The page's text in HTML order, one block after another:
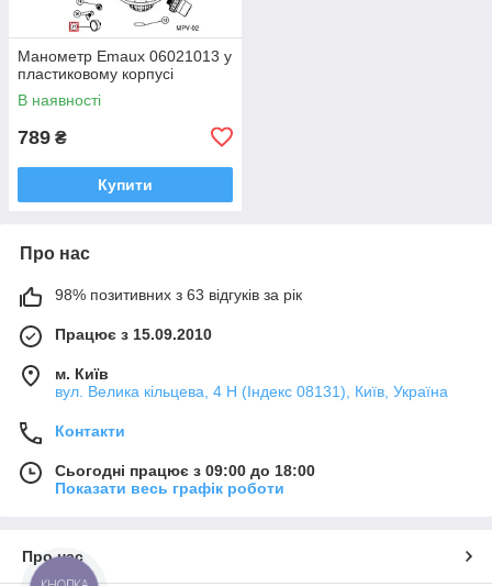
Манометр Emaux 06021013 у
пластиковому корпусі
В наявності
789 ₴
Купити
Про нас
98% позитивних з 63 відгуків за рік
Працює з 15.09.2010
м. Київ
вул. Велика кільцева, 4 Н (Індекс 08131), Київ, Україна
Контакти
Сьогодні працює з 09:00 до 18:00
Показати весь графік роботи
Про нас